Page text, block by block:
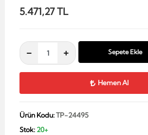
5.471,27 TL
Sepete Ekle
Hemen Al
Ürün Kodu:TP-24495
Stok: 20+